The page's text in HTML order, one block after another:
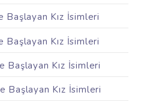
Başlayan Kız İsimleri
Başlayan Kız İsimleri
Başlayan Kız İsimleri
Başlayan Kız İsimleri